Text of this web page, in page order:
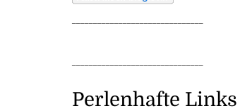
Perlenhafte Links